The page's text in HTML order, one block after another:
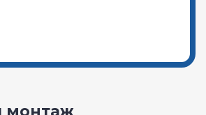
монтаж